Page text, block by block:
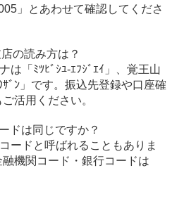
」とあわせて確認してくださ
の読み方は？
は「ﾐﾂﾋﾞｼﾕ-ｴﾌｼﾞｴｲ」、覚王山
ﾞﾝ」です。振込先登録や口座確
活用ください。
ドは同じですか？
ードと呼ばれることもありま
機関コード・銀行コードは